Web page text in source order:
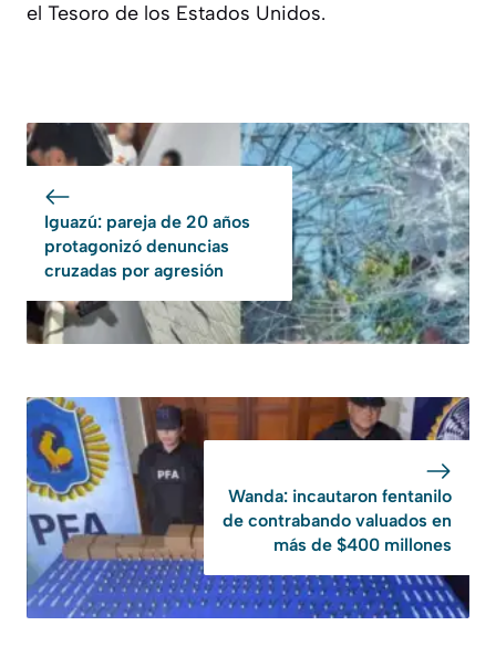
el Tesoro de los Estados Unidos.
Iguazú: pareja de 20 años
protagonizó denuncias
cruzadas por agresión
Wanda: incautaron fentanilo
de contrabando valuados en
más de $400 millones